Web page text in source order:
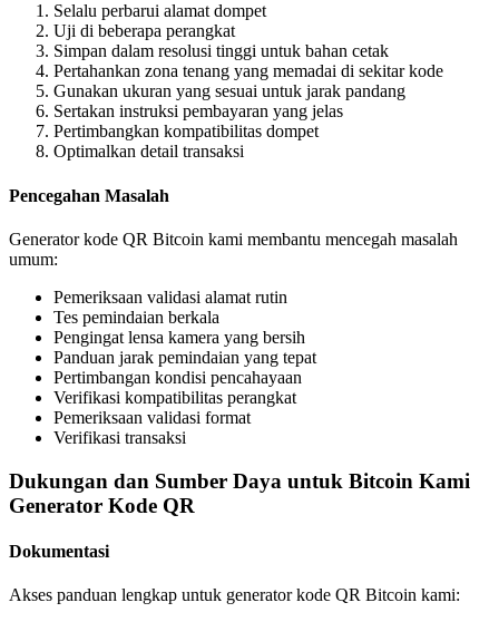
Selalu perbarui alamat dompet
Uji di beberapa perangkat
Simpan dalam resolusi tinggi untuk bahan cetak
Pertahankan zona tenang yang memadai di sekitar kode
Gunakan ukuran yang sesuai untuk jarak pandang
Sertakan instruksi pembayaran yang jelas
Pertimbangkan kompatibilitas dompet
Optimalkan detail transaksi
Pencegahan Masalah
Generator kode QR Bitcoin kami membantu mencegah masalah
umum:
Pemeriksaan validasi alamat rutin
Tes pemindaian berkala
Pengingat lensa kamera yang bersih
Panduan jarak pemindaian yang tepat
Pertimbangan kondisi pencahayaan
Verifikasi kompatibilitas perangkat
Pemeriksaan validasi format
Verifikasi transaksi
Dukungan dan Sumber Daya untuk Bitcoin Kami
Generator Kode QR
Dokumentasi
Akses panduan lengkap untuk generator kode QR Bitcoin kami: